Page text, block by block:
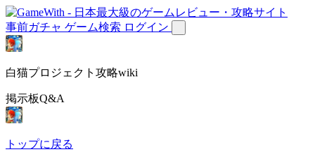
事前ガチャ ゲーム検索 ログイン
白猫プロジェクト攻略wiki
掲示板Q&A
トップに戻る